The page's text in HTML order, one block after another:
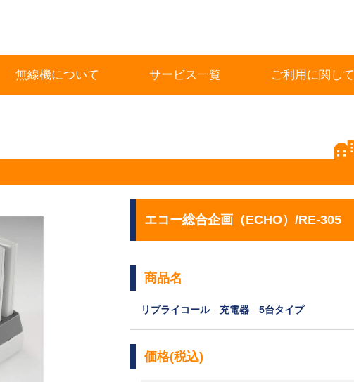
無線機について サービス一覧 ご利用に関して
エコー総合企画（ECHO）/RE-305
商品名
リプライコール 充電器 5台タイプ
価格(税込)